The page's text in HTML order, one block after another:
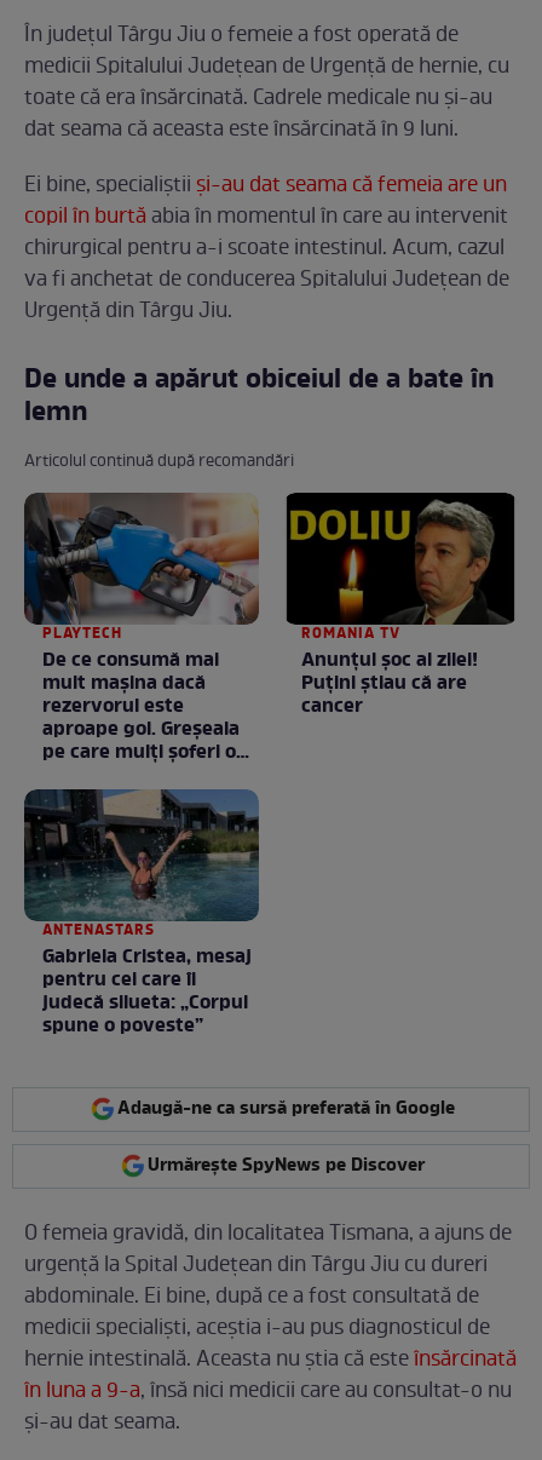
În județul Târgu Jiu o femeie a fost operată de
medicii Spitalului Județean de Urgență de hernie, cu
toate că era însărcinată. Cadrele medicale nu și-au
dat seama că aceasta este însărcinată în 9 luni.
Ei bine, specialiștii și-au dat seama că femeia are un
copil în burtăabia în momentul în care au intervenit
chirurgical pentru a-i scoate intestinul. Acum, cazul
va fi anchetat de conducerea Spitalului Județean de
Urgență din Târgu Jiu.
De unde a apărut obiceiul de a bate în
lemn
Articolul continuă după recomandări
PLAYTECH
De ce consumă mai
mult mașina dacă
rezervorul este
aproape gol. Greșeala
pe care mulți șoferi o
ROMANIA TV
Anunţul şoc al zilei!
Puţini ştiau că are
cancer
ANTENASTARS
Gabriela Cristea, mesaj
pentru cei care îi
judecă silueta: „Corpul
spune o poveste”
Adaugă-ne ca sursă preferată în Google
Urmărește SpyNews pe Discover
O femeia gravidă, din localitatea Tismana, a ajuns de
urgență la Spital Județean din Târgu Jiu cu dureri
abdominale. Ei bine, după ce a fost consultată de
medicii specialiști, aceștia i-au pus diagnosticul de
hernie intestinală. Aceasta nu știa că esteînsărcinată
în luna a 9-a, însă nici medicii care au consultat-o nu
și-au dat seama.